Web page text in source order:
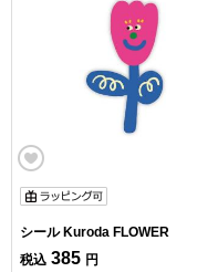
シール Kuroda FLOWER
税込 385 円